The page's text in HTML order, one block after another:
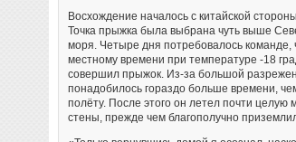
Восхождение началось с китайской
Точка прыжка была выбрана чуть выше
моря. Четыре дня потребовалось команде,
местному времени при температуре -18
совершил прыжок. Из-за большой
понадобилось гораздо больше времени,
полёту. После этого он летел почти целую
стены, прежде чем благополучно